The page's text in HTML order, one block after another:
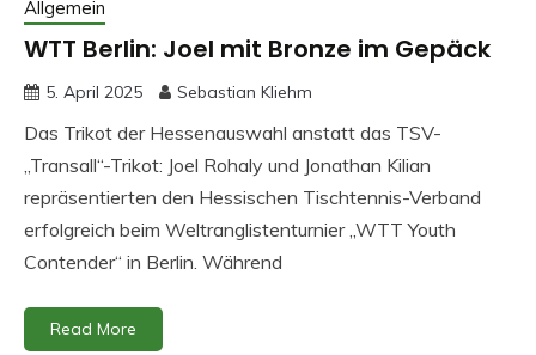
Allgemein
WTT Berlin: Joel mit Bronze im Gepäck
5. April 2025 Sebastian Kliehm
Das Trikot der Hessenauswahl anstatt das TSV-
„Transall“-Trikot: Joel Rohaly und Jonathan Kilian
repräsentierten den Hessischen Tischtennis-Verband
erfolgreich beim Weltranglistenturnier „WTT Youth
Contender“ in Berlin. Während
Read More